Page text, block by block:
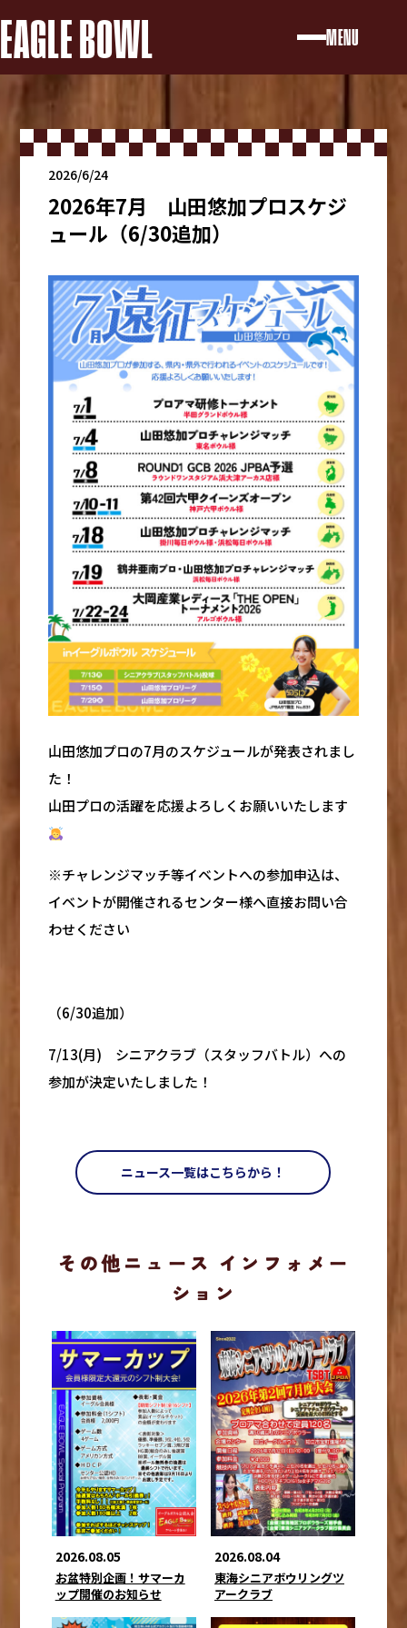
EAGLE BOWL MENU
2026/6/24
2026年7月 山田悠加プロスケジ
ュール（6/30追加）
山田悠加プロの7月のスケジュールが発表されまし
た！
山田プロの活躍を応援よろしくお願いいたします
※チャレンジマッチ等イベントへの参加申込は、
イベントが開催されるセンター様へ直接お問い合
わせください
（6/30追加）
7/13(月) シニアクラブ（スタッフバトル）への
参加が決定いたしました！
ニュース一覧はこちらから！
その他ニュース インフォメー
ション
2026.08.05
お盆特別企画！サマーカ
ップ開催のお知らせ
2026.08.04
東海シニアボウリングツ
アークラブ